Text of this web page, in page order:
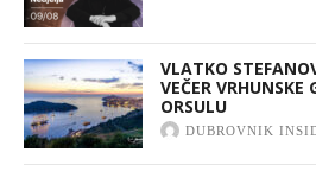
VLATKO
VEČER VRHUNSKE
ORSULU
DUBROVNIK